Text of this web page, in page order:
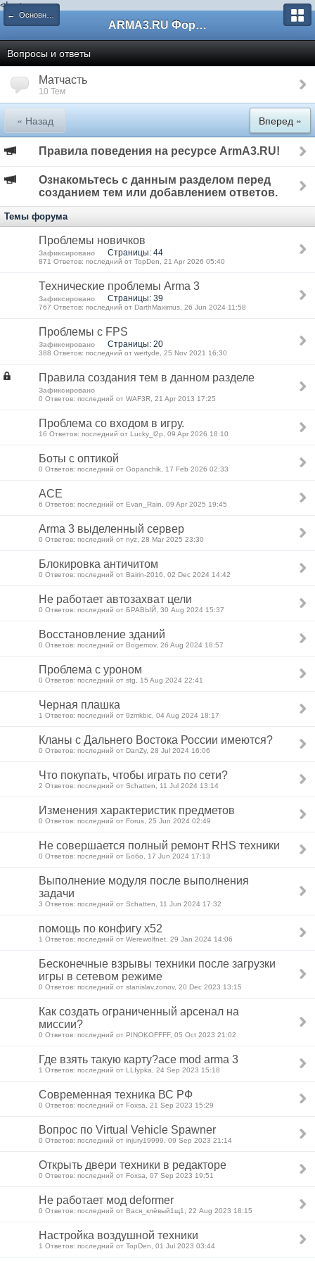
<!---->
← Основной раздел
ARMA3.RU Форум
Вопросы и ответы
Матчасть
10 Тем
« Назад Вперед »
Правила поведения на ресурсе ArmA3.RU!
Ознакомьтесь с данным разделом перед
созданием тем или добавлением ответов.
Темы форума
Проблемы новичков
Зафиксировано Страницы: 44
871 Ответов: последний от TopDen, 21 Apr 2026 05:40
Технические проблемы Arma 3
Зафиксировано Страницы: 39
767 Ответов: последний от DarthMaximus, 26 Jun 2024 11:58
Проблемы с FPS
Зафиксировано Страницы: 20
388 Ответов: последний от wertyde, 25 Nov 2021 16:30
Правила создания тем в данном разделе
Зафиксировано
0 Ответов: последний от WAF3R, 21 Apr 2013 17:25
Проблема со входом в игру.
16 Ответов: последний от Lucky_l2p, 09 Apr 2026 18:10
Боты с оптикой
0 Ответов: последний от Gopanchik, 17 Feb 2026 02:33
ACE
6 Ответов: последний от Evan_Rain, 09 Apr 2025 19:45
Arma 3 выделенный сервер
0 Ответов: последний от nyz, 28 Mar 2025 23:30
Блокировка античитом
0 Ответов: последний от Bairin-2016, 02 Dec 2024 14:42
Не работает автозахват цели
0 Ответов: последний от БРАВЫЙ, 30 Aug 2024 15:37
Восстановление зданий
0 Ответов: последний от Bogemov, 26 Aug 2024 18:57
Проблема с уроном
0 Ответов: последний от stg, 15 Aug 2024 22:41
Черная плашка
1 Ответов: последний от 9zmkbic, 04 Aug 2024 18:17
Кланы с Дальнего Востока России имеются?
0 Ответов: последний от DanZy, 28 Jul 2024 16:06
Что покупать, чтобы играть по сети?
2 Ответов: последний от Schatten, 11 Jul 2024 13:14
Изменения характеристик предметов
0 Ответов: последний от Forus, 25 Jun 2024 02:49
Не совершается полный ремонт RHS техники
0 Ответов: последний от Бобо, 17 Jun 2024 17:13
Выполнение модуля после выполнения
задачи
3 Ответов: последний от Schatten, 11 Jun 2024 17:32
помощь по конфигу x52
1 Ответов: последний от Werewolfnet, 29 Jan 2024 14:06
Бесконечные взрывы техники после загрузки
игры в сетевом режиме
0 Ответов: последний от stanislav.zonov, 20 Dec 2023 13:15
Как создать ограниченный арсенал на
миссии?
0 Ответов: последний от PINOKOFFFF, 05 Oct 2023 21:02
Где взять такую карту?ace mod arma 3
1 Ответов: последний от LLIypka, 24 Sep 2023 15:18
Современная техника ВС РФ
0 Ответов: последний от Foxsa, 21 Sep 2023 15:29
Вопрос по Virtual Vehicle Spawner
0 Ответов: последний от injury19999, 09 Sep 2023 21:14
Открыть двери техники в редакторе
0 Ответов: последний от Foxsa, 07 Sep 2023 19:51
Не работает мод deformer
0 Ответов: последний от Вася_клёвый1щ1, 22 Aug 2023 18:15
Настройка воздушной техники
1 Ответов: последний от TopDen, 01 Jul 2023 03:44